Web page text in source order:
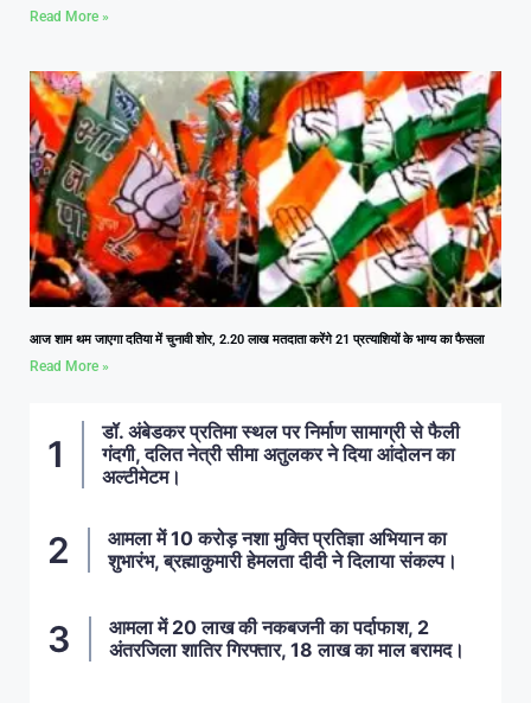
Read More »
आज शाम थम जाएगा दतिया में चुनावी शोर, 2.20 लाख मतदाता करेंगे 21 प्रत्याशियों के भाग्य का फैसला
Read More »
डॉ. अंबेडकर प्रतिमा स्थल पर निर्माण सामाग्री से फैली
गंदगी, दलित नेत्री सीमा अतुलकर ने दिया आंदोलन का
अल्टीमेटम।
आमला में 10 करोड़ नशा मुक्ति प्रतिज्ञा अभियान का
शुभारंभ, ब्रह्माकुमारी हेमलता दीदी ने दिलाया संकल्प।
आमला में 20 लाख की नकबजनी का पर्दाफाश, 2
अंतरजिला शातिर गिरफ्तार, 18 लाख का माल बरामद।